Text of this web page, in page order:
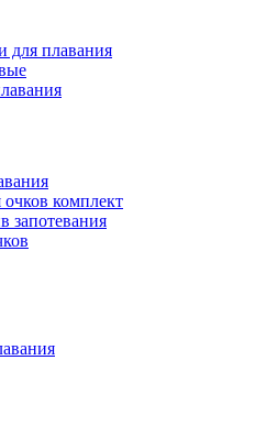
для плавания
комплект
запотевания